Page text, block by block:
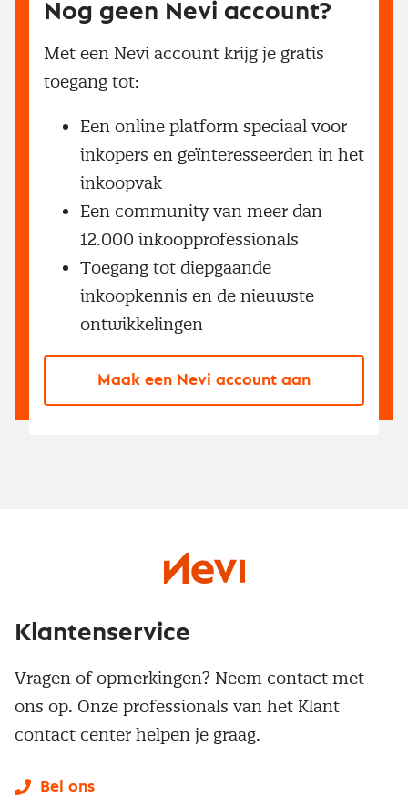
Nog geen Nevi account?
Met een Nevi account krijg je gratis
toegang tot:
Een online platform speciaal voor
inkopers en geïnteresseerden in het
inkoopvak
Een community van meer dan
12.000 inkoopprofessionals
Toegang tot diepgaande
inkoopkennis en de nieuwste
ontwikkelingen
Maak een Nevi account aan
Klantenservice
Vragen of opmerkingen? Neem contact met
ons op. Onze professionals van het Klant
contact center helpen je graag.
Bel ons